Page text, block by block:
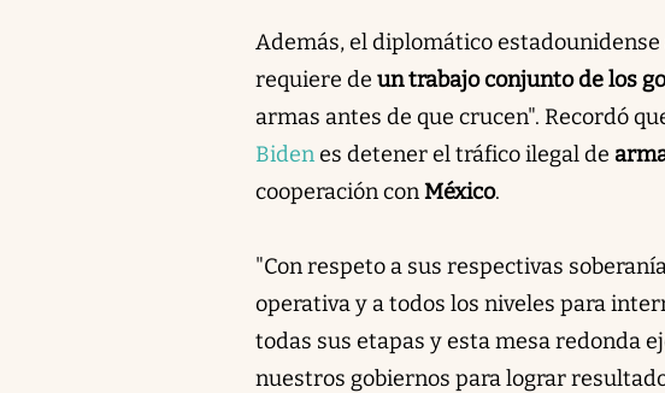
Además, el diplomático
requiere de un trabajo conjunto de los
armas antes de que crucen". Recordó
Bidenes detener el tráfico ilegal de
cooperación conMéxico.
"Con respeto a sus respectivas
operativa y a todos los niveles para
todas sus etapas y esta mesa redonda
nuestros gobiernos para lograr